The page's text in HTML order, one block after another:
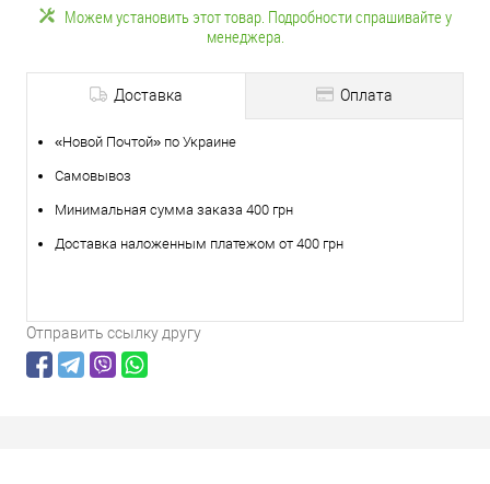
Можем установить этот товар. Подробности спрашивайте у
менеджера.
Доставка Оплата
«Новой Почтой» по Украине
Самовывоз
Минимальная сумма заказа 400 грн
Доставка наложенным платежом от 400 грн
Отправить ссылку другу